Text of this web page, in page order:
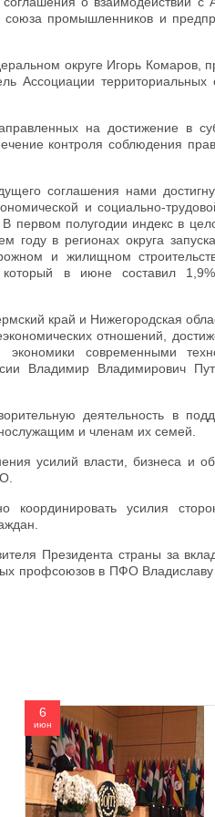
промышленников и
округе Игорь Комаров,
Ассоциации территориальных
на достижение в
контроля соблюдения
соглашения нами
и социально-
первом полугодии индекс в
году в регионах округа
и жилищном
в июне составил
край и Нижегородская
отношений,
современными
Владимир Владимирович
деятельность в
и членам их семей.
усилий власти, бизнеса и
координировать усилия
Президента страны за
профсоюзов в ПФО Владиславу
6
июн